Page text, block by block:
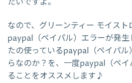
なので、グリーンティー モイス
paypal（ペイパル）エラーが発
たの使っているpaypal（ペイパル
らなのか？を、一度paypal（ペ
ることをオススメします♪